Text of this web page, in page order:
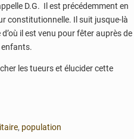
D.G. Il est précédemment en
constitutionnelle. Il suit jusque-là
il est venu pour fêter auprès de
enfants.
les tueurs et élucider cette
, population